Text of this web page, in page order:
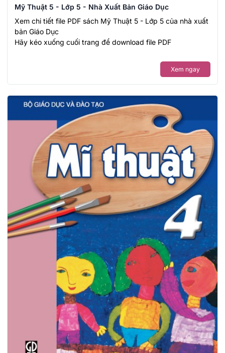
Mỹ Thuật 5 - Lớp 5 - Nhà Xuất Bản Giáo Dục
Xem chi tiết file PDF sách Mỹ Thuật 5 - Lớp 5 của nhà xuất
bản Giáo Dục
Hãy kéo xuống cuối trang để download file PDF
Xem ngay